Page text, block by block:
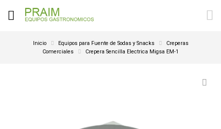
Inicio Equipos para Fuente de Sodas y Snacks
Creperas
Comerciales
Crepera Sencilla Electrica Migsa EM-1